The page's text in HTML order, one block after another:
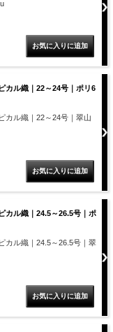
カル織｜22～24号｜ポリ6
カル織｜22～24号｜翠山
カル織｜24.5～26.5号｜ポ
カル織｜24.5～26.5号｜翠